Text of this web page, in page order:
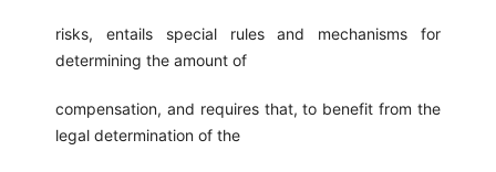
risks, entails special rules and mechanisms for
determining the amount of
compensation, and requires that, to benefit from the
legal determination of the